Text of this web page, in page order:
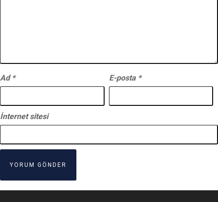
Ad * E-posta *
İnternet sitesi